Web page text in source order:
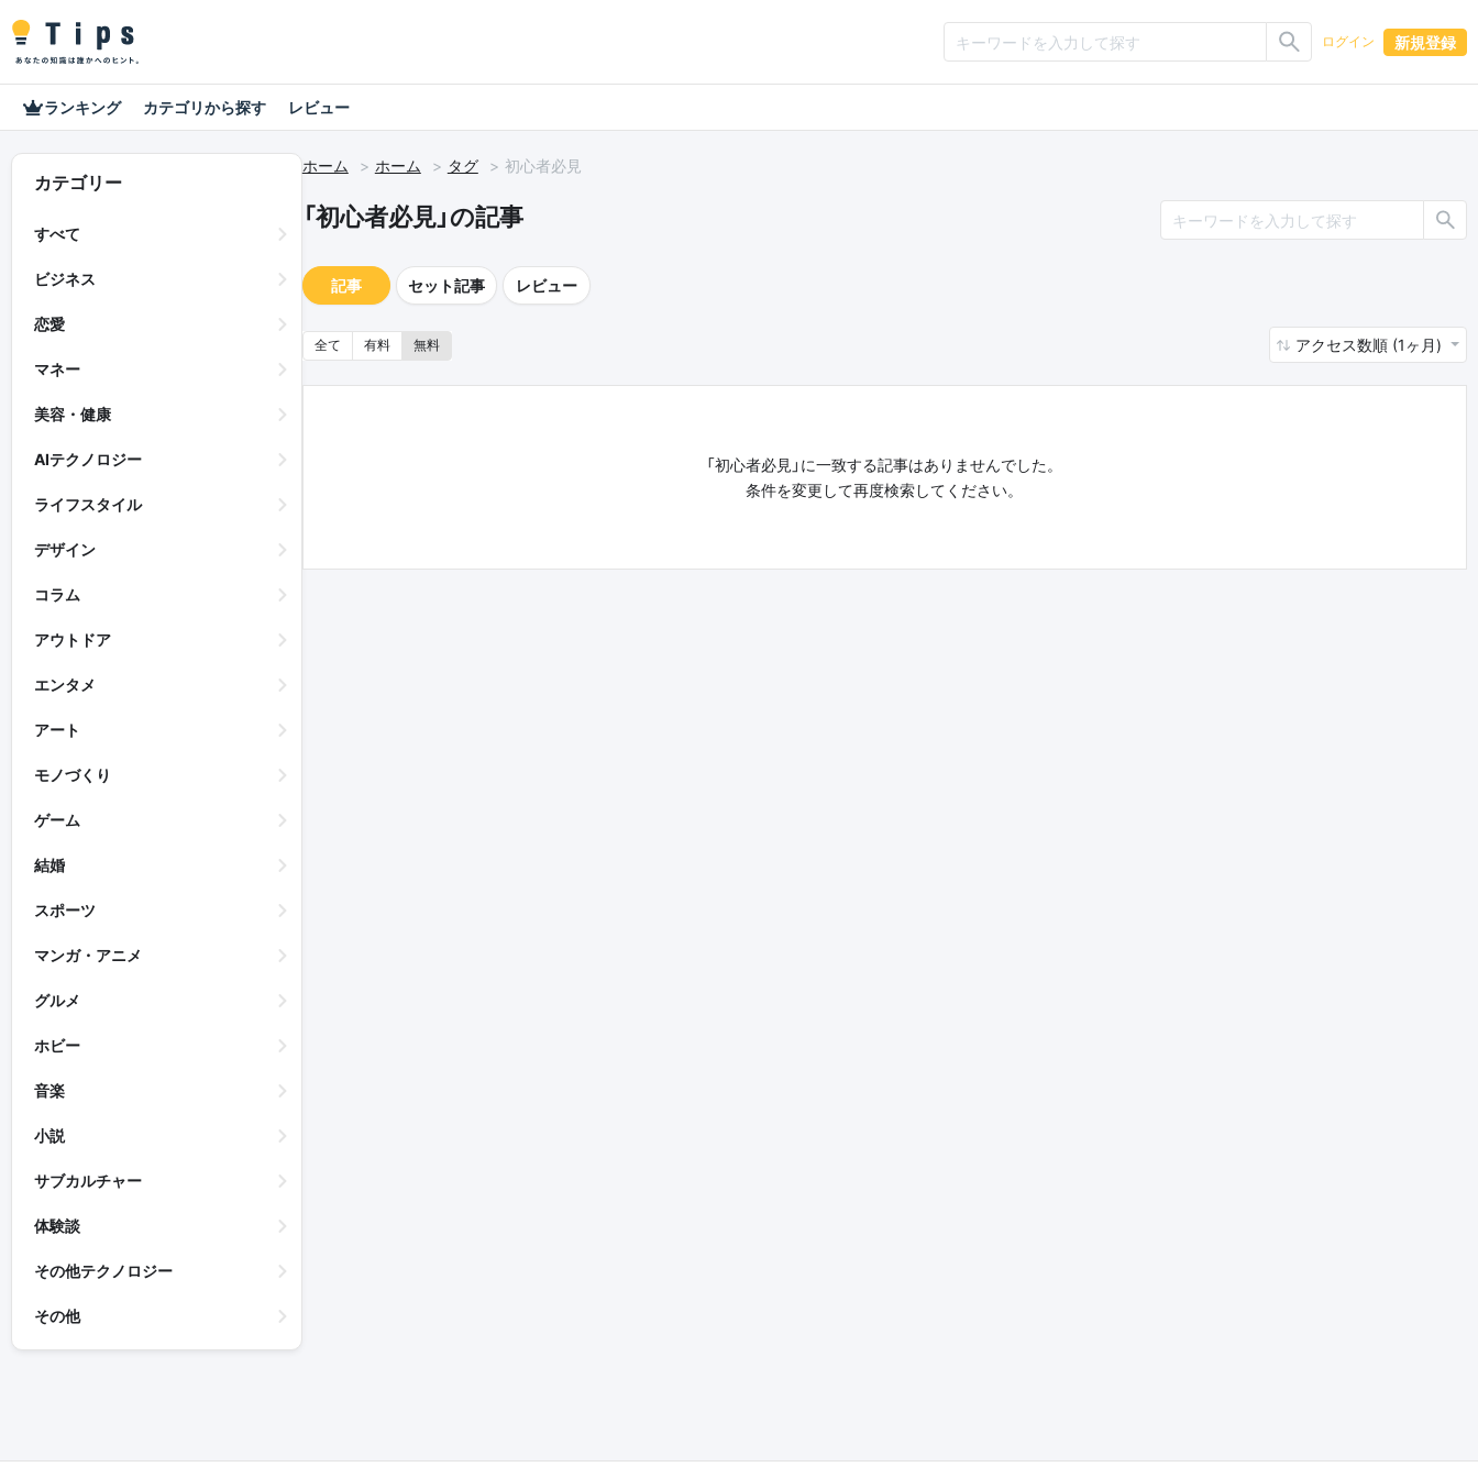
ログイン 新規登録
ランキング カテゴリから探す レビュー
カテゴリー
すべて
ビジネス
恋愛
マネー
美容・健康
AIテクノロジー
ライフスタイル
デザイン
コラム
アウトドア
エンタメ
アート
モノづくり
ゲーム
結婚
スポーツ
マンガ・アニメ
グルメ
ホビー
音楽
小説
サブカルチャー
体験談
その他テクノロジー
その他
ホーム ホーム タグ 初心者必見
「初心者必見」の記事
記事 セット記事 レビュー
全て 有料 無料 アクセス数順 (1ヶ月)
「初心者必見」に一致する記事はありませんでした。
条件を変更して再度検索してください。